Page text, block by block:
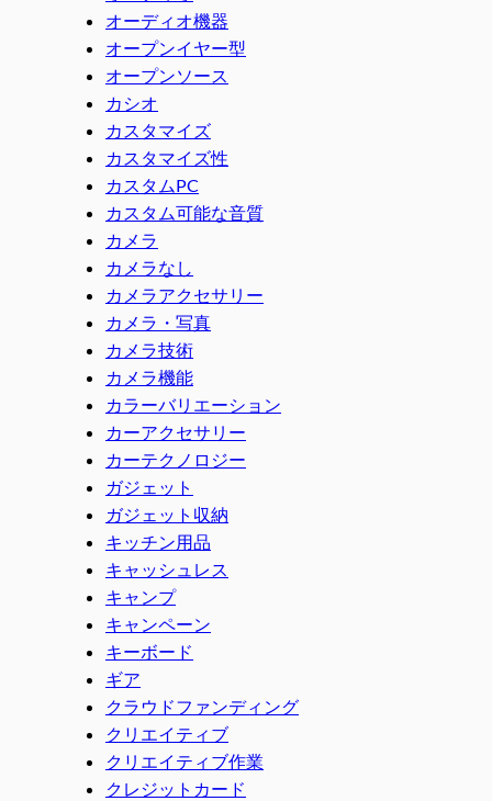
オーディオ機器
オープンイヤー型
オープンソース
カシオ
カスタマイズ
カスタマイズ性
カスタムPC
カスタム可能な音質
カメラ
カメラなし
カメラアクセサリー
カメラ・写真
カメラ技術
カメラ機能
カラーバリエーション
カーアクセサリー
カーテクノロジー
ガジェット
ガジェット収納
キッチン用品
キャッシュレス
キャンプ
キャンペーン
キーボード
ギア
クラウドファンディング
クリエイティブ
クリエイティブ作業
クレジットカード